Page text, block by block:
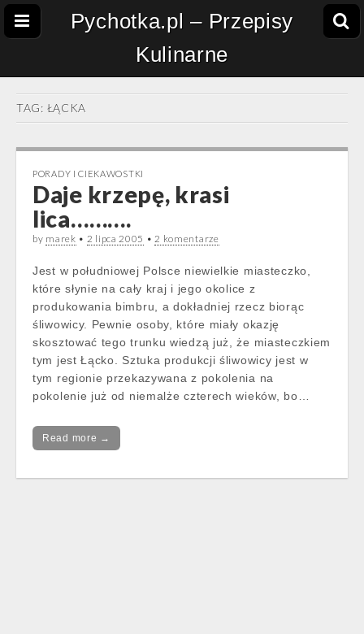
Pychotka.pl – Przepisy
Kulinarne
TAG: ŁĄCKA
PORADY I CIEKAWOSTKI
Daje krzepę, krasi
lica……….
by marek • 2 lipca 2005 •2 komentarze
Jest w południowej Polsce niewielkie miasteczko,
które słynie na cały kraj i jego okolice z
produkowania bimbru, a dokładniej rzecz biorąc
śliwowicy. Pewnie osoby, które miały okazję
skosztować tego trunku wiedzą już, że miasteczkiem
tym jest Łącko. Sztuka produkcji śliwowicy jest w
tym regionie przekazywana z pokolenia na
pokolenie już od niemalże czterech wieków, bo…
Read more →